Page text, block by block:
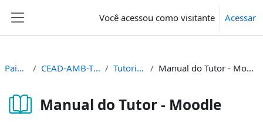
Você acessou como visitante Acessar
Painel CEAD-AMB-TUT Tutoriais Manual do Tutor - Moodle
Manual do Tutor - Moodle